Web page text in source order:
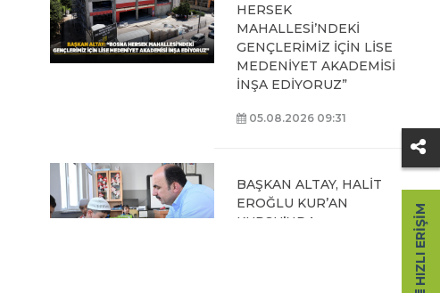
HERSEK
MAHALLESİ’NDEKİ
GENÇLERİMİZ İÇİN LİSE
MEDENİYET AKADEMİSİ
İNŞA EDİYORUZ”
05.08.2026 09:31
BAŞKAN ALTAY, HALİT
EROĞLU KUR’AN
KURSU’NDA
HIZLI ERIŞIM